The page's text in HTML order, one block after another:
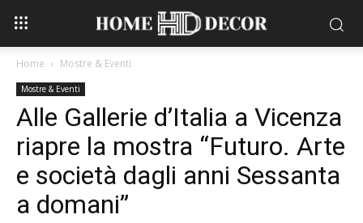
Home Mostre & Eventi
Mostre & Eventi
Alle Gallerie d’Italia a Vicenza
riapre la mostra “Futuro. Arte
e società dagli anni Sessanta
a domani”